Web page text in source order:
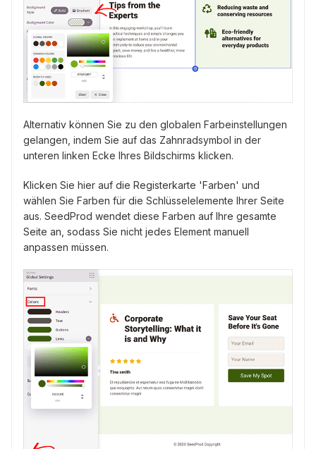
Alternativ können Sie zu den globalen Farbeinstellungen
gelangen, indem Sie auf das Zahnradsymbol in der
unteren linken Ecke Ihres Bildschirms klicken.
Klicken Sie hier auf die Registerkarte 'Farben' und
wählen Sie Farben für die Schlüsselelemente Ihrer Seite
aus. SeedProd wendet diese Farben auf Ihre gesamte
Seite an, sodass Sie nicht jedes Element manuell
anpassen müssen.